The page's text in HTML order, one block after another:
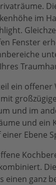
im
Fenster
ein
und im
und ein
Ebene
einen ganz